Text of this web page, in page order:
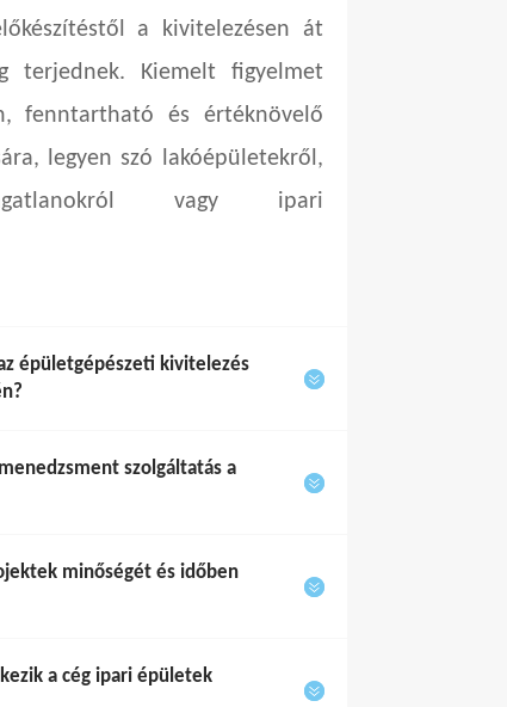
a kivitelezésen át
terjednek. Kiemelt figyelmet
fenntartható és értéknövelő
legyen szó lakóépületekről,
vagy ipari
épületgépészeti kivitelezés
szolgáltatás a
minőségét és időben
a cég ipari épületek